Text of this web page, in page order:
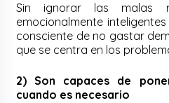
Sin ignorar las malas
emocionalmente
consciente de no gastar
que se centra en los
2) Son capaces de
cuando es necesario